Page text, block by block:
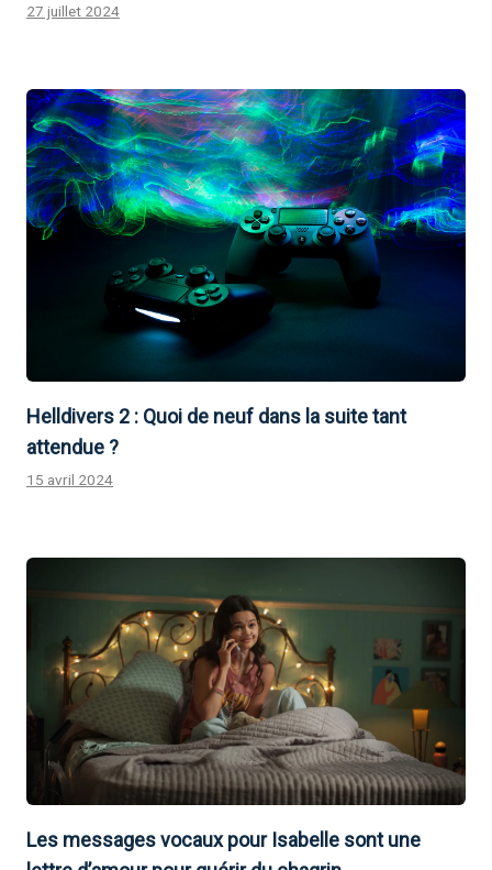
27 juillet 2024
Helldivers 2 : Quoi de neuf dans la suite tant
attendue ?
15 avril 2024
Les messages vocaux pour Isabelle sont une